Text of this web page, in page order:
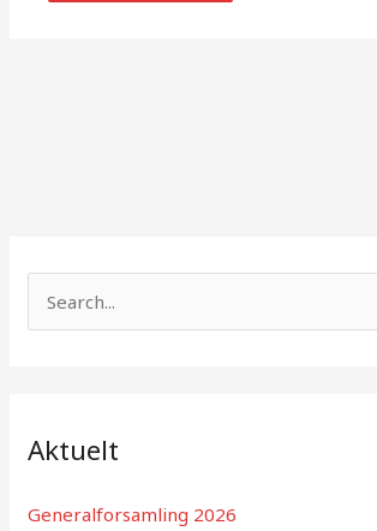
ø
e
Aktuelt
Generalforsamling 2026